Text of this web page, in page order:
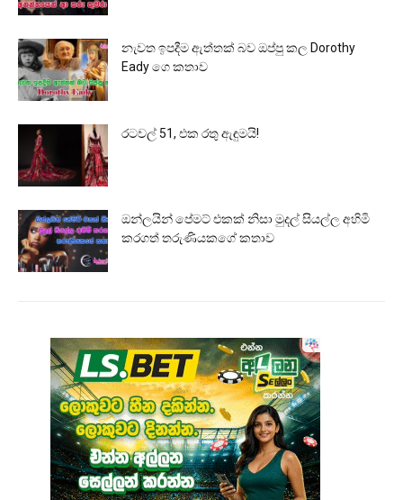
නැවත ඉපදීම ඇත්තක් බව ඔප්පු කල Dorothy
Eady ගෙ කතාව
රටවල් 51, එක රතු ඇඳුමයි!
ඔන්ලයින් පේමට් එකක් නිසා මුදල් සියල්ල අහිමි
කරගත් තරුණියකගේ කතාව